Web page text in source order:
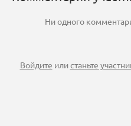
Ни одного
Войдите илистаньте